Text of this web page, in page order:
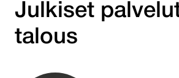
Julkiset
talous